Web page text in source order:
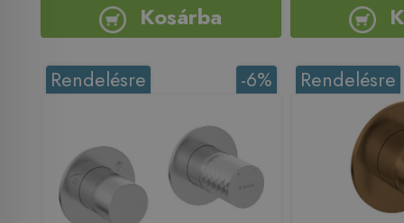
Kosárba
-6%
Rendelésre Rendelésre